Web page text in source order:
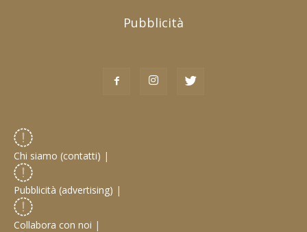
Pubblicità
Chi siamo (contatti) |
Pubblicità (advertising) |
Collabora con noi |